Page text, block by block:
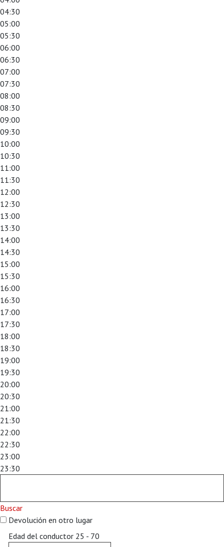
04:30
05:00
05:30
06:00
06:30
07:00
07:30
08:00
08:30
09:00
09:30
10:00
10:30
11:00
11:30
12:00
12:30
13:00
13:30
14:00
14:30
15:00
15:30
16:00
16:30
17:00
17:30
18:00
18:30
19:00
19:30
20:00
20:30
21:00
21:30
22:00
22:30
23:00
23:30
Buscar
Devolución en otro lugar
Edad del conductor 25 - 70